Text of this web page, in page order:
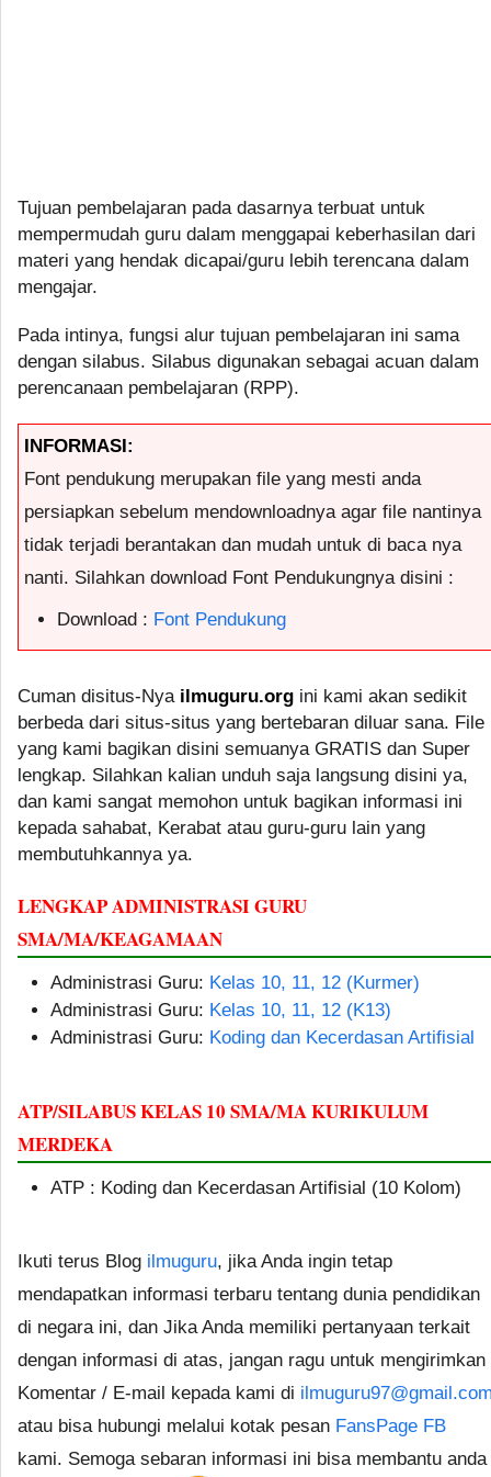
Tujuan pembelajaran pada dasarnya terbuat untuk
mempermudah guru dalam menggapai keberhasilan dari
materi yang hendak dicapai/guru lebih terencana dalam
mengajar.
Pada intinya, fungsi alur tujuan pembelajaran ini sama
dengan silabus. Silabus digunakan sebagai acuan dalam
perencanaan pembelajaran (RPP).
INFORMASI:
Font pendukung merupakan file yang mesti anda
persiapkan sebelum mendownloadnya agar file nantinya
tidak terjadi berantakan dan mudah untuk di baca nya
nanti. Silahkan download Font Pendukungnya disini :
Download : Font Pendukung
Cuman disitus-Nya ilmuguru.org ini kami akan sedikit
berbeda dari situs-situs yang bertebaran diluar sana. File
yang kami bagikan disini semuanya GRATIS dan Super
lengkap. Silahkan kalian unduh saja langsung disini ya,
dan kami sangat memohon untuk bagikan informasi ini
kepada sahabat, Kerabat atau guru-guru lain yang
membutuhkannya ya.
LENGKAP ADMINISTRASI GURU
SMA/MA/KEAGAMAAN
Administrasi Guru: Kelas 10, 11, 12 (Kurmer)
Administrasi Guru: Kelas 10, 11, 12 (K13)
Administrasi Guru: Koding dan Kecerdasan Artifisial
ATP/SILABUS KELAS 10 SMA/MA KURIKULUM
MERDEKA
ATP : Koding dan Kecerdasan Artifisial (10 Kolom)
Ikuti terus Blog ilmuguru, jika Anda ingin tetap
mendapatkan informasi terbaru tentang dunia pendidikan
di negara ini, dan Jika Anda memiliki pertanyaan terkait
dengan informasi di atas, jangan ragu untuk mengirimkan
Komentar / E-mail kepada kami di
atau bisa hubungi melalui kotak pesan FansPage FB
kami. Semoga sebaran informasi ini bisa membantu anda